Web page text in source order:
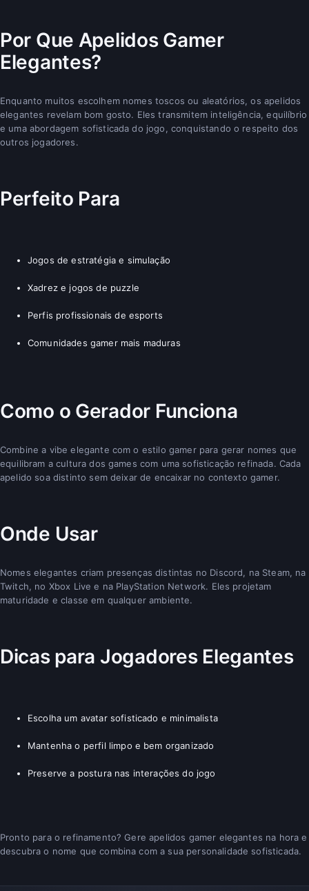
Por Que Apelidos Gamer
Elegantes?
Enquanto muitos escolhem nomes toscos ou aleatórios, os apelidos
elegantes revelam bom gosto. Eles transmitem inteligência, equilíbrio
e uma abordagem sofisticada do jogo, conquistando o respeito dos
outros jogadores.
Perfeito Para
Jogos de estratégia e simulação
Xadrez e jogos de puzzle
Perfis profissionais de esports
Comunidades gamer mais maduras
Como o Gerador Funciona
Combine a vibe elegante com o estilo gamer para gerar nomes que
equilibram a cultura dos games com uma sofisticação refinada. Cada
apelido soa distinto sem deixar de encaixar no contexto gamer.
Onde Usar
Nomes elegantes criam presenças distintas no Discord, na Steam, na
Twitch, no Xbox Live e na PlayStation Network. Eles projetam
maturidade e classe em qualquer ambiente.
Dicas para Jogadores Elegantes
Escolha um avatar sofisticado e minimalista
Mantenha o perfil limpo e bem organizado
Preserve a postura nas interações do jogo
Pronto para o refinamento? Gere apelidos gamer elegantes na hora e
descubra o nome que combina com a sua personalidade sofisticada.